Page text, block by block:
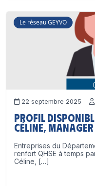
Le réseau GEYVO
22 septembre 2025
Profil
Céline, Manager
Entreprises du
renfort QHSE à temps
Céline, […]